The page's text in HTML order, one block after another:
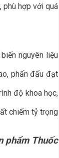
phù hợp với quá
nguyên liệu
phấn đấu đạt
độ khoa học,
chiếm tỷ trọng
phẩm Thuốc